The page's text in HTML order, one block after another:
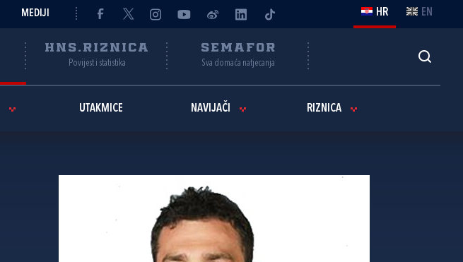
MEDIJI HR EN
HNS.RIZNICA
Povijest i statistika
SEMAFOR
Sva domaća natjecanja
UTAKMICE NAVIJAČI RIZNICA